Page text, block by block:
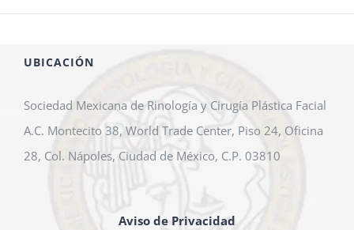
UBICACIÓN
Sociedad Mexicana de Rinología y Cirugía Plástica Facial
A.C. Montecito 38, World Trade Center, Piso 24, Oficina
28, Col. Nápoles, Ciudad de México, C.P. 03810
Aviso de Privacidad